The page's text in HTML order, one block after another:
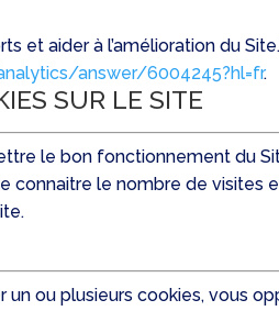
et aider à l’amélioration du
answer/6004245?hl=fr.
SUR LE SITE
le bon fonctionnement du
connaitre le nombre de
ou plusieurs cookies, vous